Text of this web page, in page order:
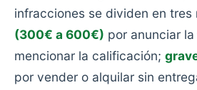
infracciones se dividen en tres
(300€ a 600€) por anunciar
mencionar la calificación;
por vender o alquilar sin